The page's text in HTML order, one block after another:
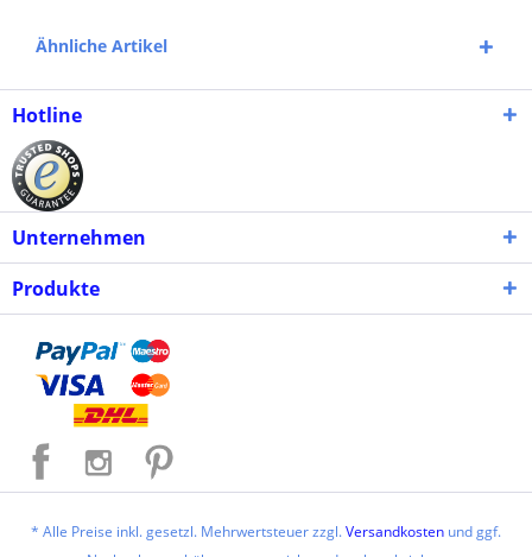
Ähnliche Artikel
Hotline
Unternehmen
Produkte
* Alle Preise inkl. gesetzl. Mehrwertsteuer zzgl.Versandkosten und ggf.